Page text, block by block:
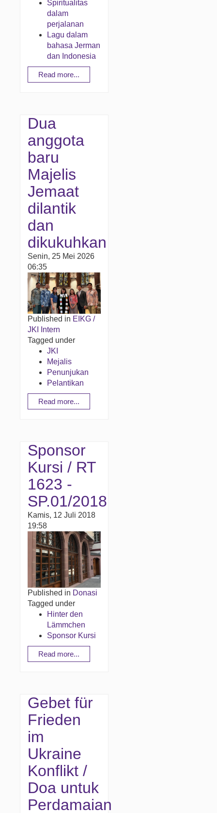
Spiritualitas
dalam
perjalanan
Lagu dalam
bahasa Jerman
dan Indonesia
Read more...
Dua
anggota
baru
Majelis
Jemaat
dilantik
dan
dikukuhkan
Senin, 25 Mei 2026
06:35
Published in EIKG /
JKI Intern
Tagged under
JKI
Mejalis
Penunjukan
Pelantikan
Read more...
Sponsor
Kursi / RT
1623 -
SP.01/2018
Kamis, 12 Juli 2018
19:58
Published in Donasi
Tagged under
Hinter den
Lämmchen
Sponsor Kursi
Read more...
Gebet für
Frieden
im
Ukraine
Konflikt /
Doa untuk
Perdamaian